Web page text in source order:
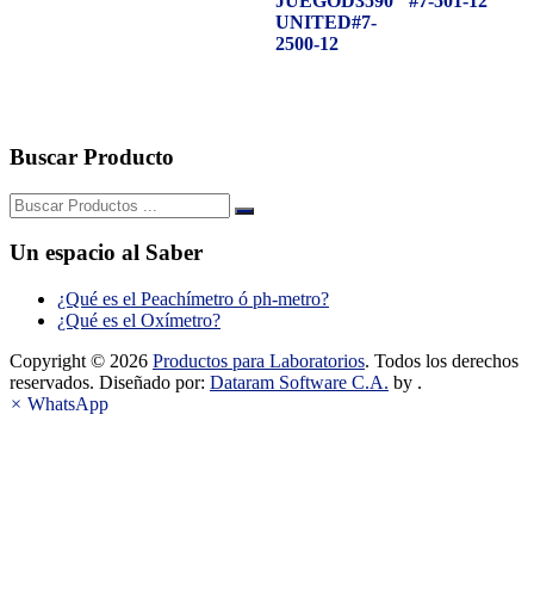
UNITED#7-
2500-12
Buscar Producto
Buscar:
Un espacio al Saber
¿Qué es el Peachímetro ó ph-metro?
¿Qué es el Oxímetro?
Copyright © 2026 Productos para Laboratorios. Todos los derechos
reservados. Diseñado por: Dataram Software C.A. by .
× WhatsApp